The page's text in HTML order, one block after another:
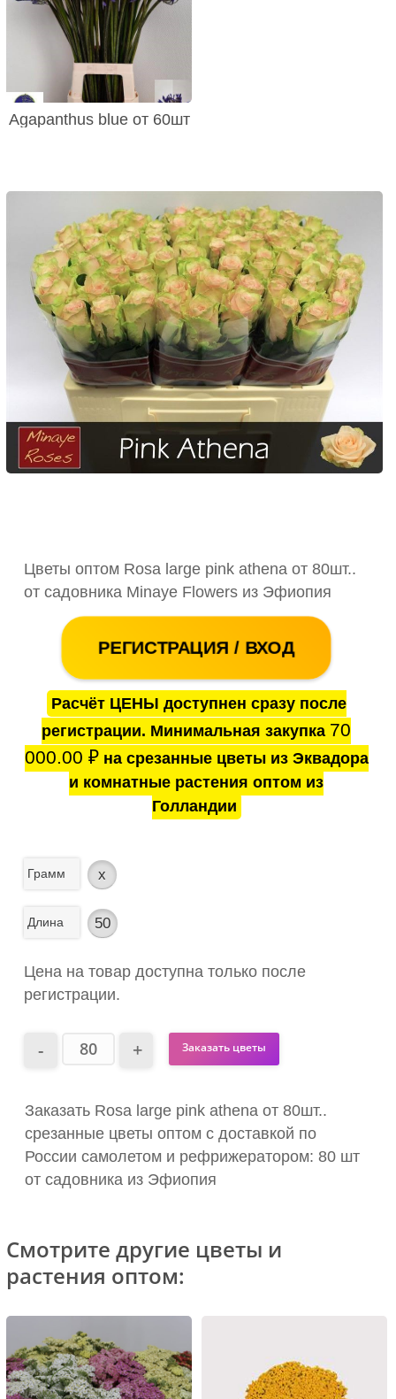
Agapanthus blue от 60шт
Цветы оптом Rosa large pink athena от 80шт..
от садовника Minaye Flowers из Эфиопия
РЕГИСТРАЦИЯ / ВХОД
Расчёт ЦЕНЫ доступнен сразу после
регистрации. Минимальная закупка 70
000.00 ₽на срезанные цветы из Эквадора
и комнатные растения оптом из
Голландии
Грамм x
Длина 50
Цена на товар доступна только после
регистрации.
Заказать цветы
Заказать Rosa large pink athena от 80шт..
срезанные цветы оптом с доставкой по
России самолетом и рефрижератором: 80 шт
от садовника из Эфиопия
Смотрите другие цветы и
растения оптом: